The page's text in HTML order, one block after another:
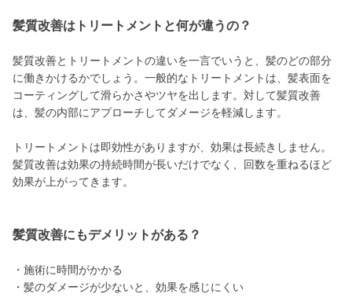
髪質改善はトリートメントと何が違うの？
髪質改善とトリートメントの違いを一言でいうと、髪のどの部分
に働きかけるかでしょう。一般的なトリートメントは、髪表面を
コーティングして滑らかさやツヤを出します。対して髪質改善
は、髪の内部にアプローチしてダメージを軽減します。
トリートメントは即効性がありますが、効果は長続きしません。
髪質改善は効果の持続時間が長いだけでなく、回数を重ねるほど
効果が上がってきます。
髪質改善にもデメリットがある？
・施術に時間がかかる
・髪のダメージが少ないと、効果を感じにくい